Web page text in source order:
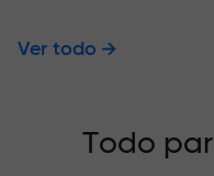
Ver todo
Todo